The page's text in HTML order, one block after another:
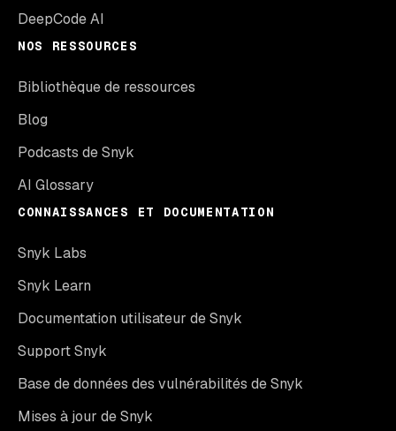
DeepCode AI
NOS RESSOURCES
Bibliothèque de ressources
Blog
Podcasts de Snyk
AI Glossary
CONNAISSANCES ET DOCUMENTATION
Snyk Labs
Snyk Learn
Documentation utilisateur de Snyk
Support Snyk
Base de données des vulnérabilités de Snyk
Mises à jour de Snyk